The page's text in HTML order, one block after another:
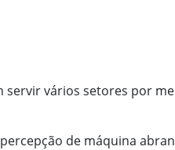
vários setores por
de máquina